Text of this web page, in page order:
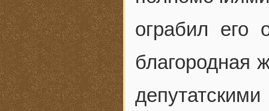
ограбил его
благородная